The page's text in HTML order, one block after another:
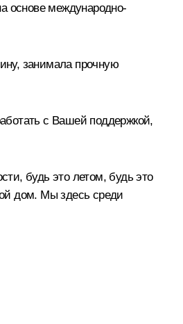
основе международно-
занимала прочную
с Вашей поддержкой,
будь это летом, будь это
дом. Мы здесь среди